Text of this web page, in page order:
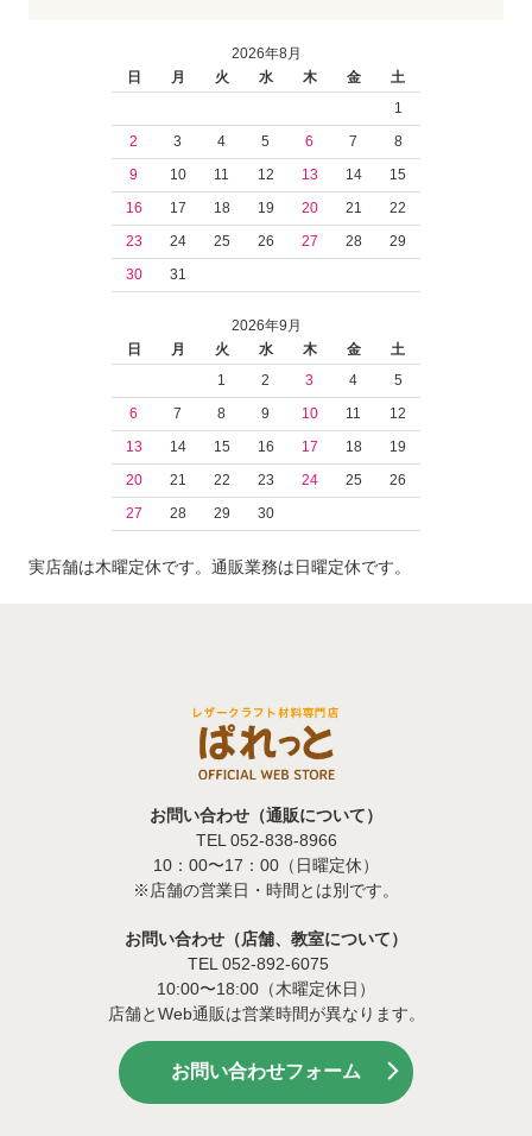
2026年8月
日
月 火 水 木 金
土
1
2
3 4 5 6 7
8
9
10 11 12 13 14
15
16
17 18 19 20 21
22
23
24 25 26 27 28
29
30
31
2026年9月
日
月 火 水 木 金
土
1
2 3 4
5
6
7 8 9 10 11
12
13
14 15 16 17 18
19
20
21 22 23 24 25
26
27
28 29 30
実店舗は木曜定休です。通販業務は日曜定休です。
お問い合わせ（通販について）
TEL 052-838-8966
10：00〜17：00（日曜定休）
※店舗の営業日・時間とは別です。
お問い合わせ（店舗、教室について）
TEL 052-892-6075
10:00〜18:00（木曜定休日）
店舗とWeb通販は営業時間が異なります。
お問い合わせフォーム